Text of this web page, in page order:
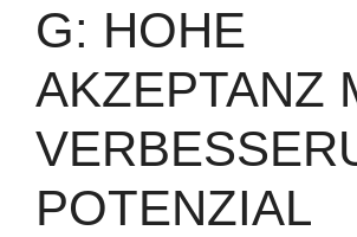
G: HOHE
AKZEPTANZ
POTENZIAL